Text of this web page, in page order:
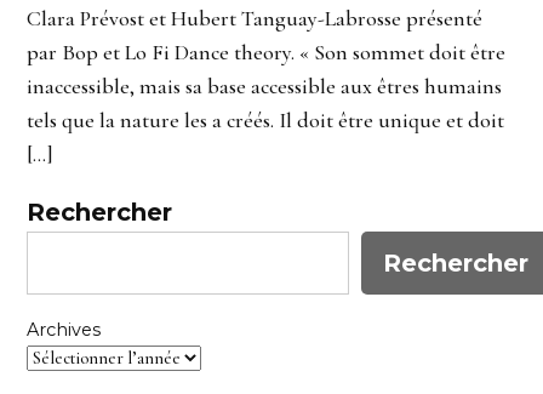
Clara Prévost et Hubert Tanguay-Labrosse présenté
par Bop et Lo Fi Dance theory. « Son sommet doit être
inaccessible, mais sa base accessible aux êtres humains
tels que la nature les a créés. Il doit être unique et doit
[…]
Rechercher
Rechercher
Archives